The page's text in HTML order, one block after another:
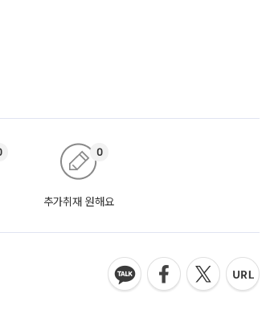
추가취재 원해요
0